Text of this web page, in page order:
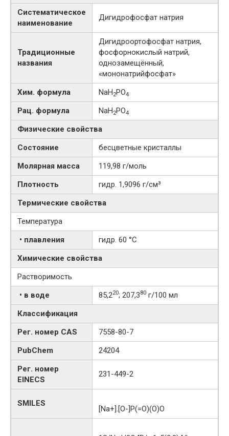
Систематическое
наименование
Дигидрофосфат натрия
Традиционные
названия
Дигидроортофосфат натрия,
фосфорнокислый натрий,
однозамещённый,
«мононатрийфосфат»
Хим. формула
NaH2PO4
Рац. формула NaH2PO4
Физические свойства
Состояние
бесцветные кристаллы
Молярная масса
119,98 г/моль
Плотность
гидр. 1,9096 г/см³
Термические свойства
Температура
• плавления
гидр. 60 °C
Химические свойства
Растворимость
• в воде
85,220; 207,380 г/100 мл
Классификация
Рег. номер CAS
7558-80-7
PubChem
24204
Рег. номер
EINECS
231-449-2
SMILES
[Na+].[O-]P(=O)(O)O